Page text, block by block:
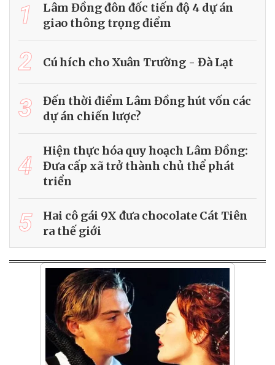
1
Lâm Đồng đôn đốc tiến độ 4 dự án
giao thông trọng điểm
2 Cú hích cho Xuân Trường - Đà Lạt
3
Đến thời điểm Lâm Đồng hút vốn các
dự án chiến lược?
4
Hiện thực hóa quy hoạch Lâm Đồng:
Đưa cấp xã trở thành chủ thể phát
triển
5
Hai cô gái 9X đưa chocolate Cát Tiên
ra thế giới